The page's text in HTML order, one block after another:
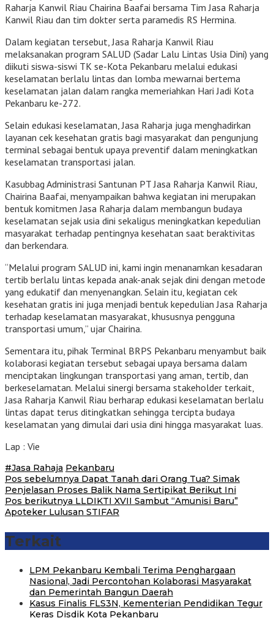
Raharja Kanwil Riau Chairina Baafai bersama Tim Jasa Raharja
Kanwil Riau dan tim dokter serta paramedis RS Hermina.
Dalam kegiatan tersebut, Jasa Raharja Kanwil Riau
melaksanakan program SALUD (Sadar Lalu Lintas Usia Dini) yang
diikuti siswa-siswi TK se-Kota Pekanbaru melalui edukasi
keselamatan berlalu lintas dan lomba mewarnai bertema
keselamatan jalan dalam rangka memeriahkan Hari Jadi Kota
Pekanbaru ke-272.
Selain edukasi keselamatan, Jasa Raharja juga menghadirkan
layanan cek kesehatan gratis bagi masyarakat dan pengunjung
terminal sebagai bentuk upaya preventif dalam meningkatkan
keselamatan transportasi jalan.
Kasubbag Administrasi Santunan PT Jasa Raharja Kanwil Riau,
Chairina Baafai, menyampaikan bahwa kegiatan ini merupakan
bentuk komitmen Jasa Raharja dalam membangun budaya
keselamatan sejak usia dini sekaligus meningkatkan kepedulian
masyarakat terhadap pentingnya kesehatan saat beraktivitas
dan berkendara.
“Melalui program SALUD ini, kami ingin menanamkan kesadaran
tertib berlalu lintas kepada anak-anak sejak dini dengan metode
yang edukatif dan menyenangkan. Selain itu, kegiatan cek
kesehatan gratis ini juga menjadi bentuk kepedulian Jasa Raharja
terhadap keselamatan masyarakat, khususnya pengguna
transportasi umum,” ujar Chairina.
Sementara itu, pihak Terminal BRPS Pekanbaru menyambut baik
kolaborasi kegiatan tersebut sebagai upaya bersama dalam
menciptakan lingkungan transportasi yang aman, tertib, dan
berkeselamatan. Melalui sinergi bersama stakeholder terkait,
Jasa Raharja Kanwil Riau berharap edukasi keselamatan berlalu
lintas dapat terus ditingkatkan sehingga tercipta budaya
keselamatan yang dimulai dari usia dini hingga masyarakat luas.
Lap : Vie
#Jasa Rahaja Pekanbaru
Navigasi
pos
Pos sebelumnya Dapat Tanah dari Orang Tua? Simak
Penjelasan Proses Balik Nama Sertipikat Berikut Ini
Pos berikutnya LLDIKTI XVII Sambut “Amunisi Baru”
Apoteker Lulusan STIFAR
Terkait
‎LPM Pekanbaru Kembali Terima Penghargaan
Nasional, Jadi Percontohan Kolaborasi Masyarakat
dan Pemerintah Bangun Daerah
Kasus Finalis FLS3N, Kementerian Pendidikan Tegur
Keras Disdik Kota Pekanbaru